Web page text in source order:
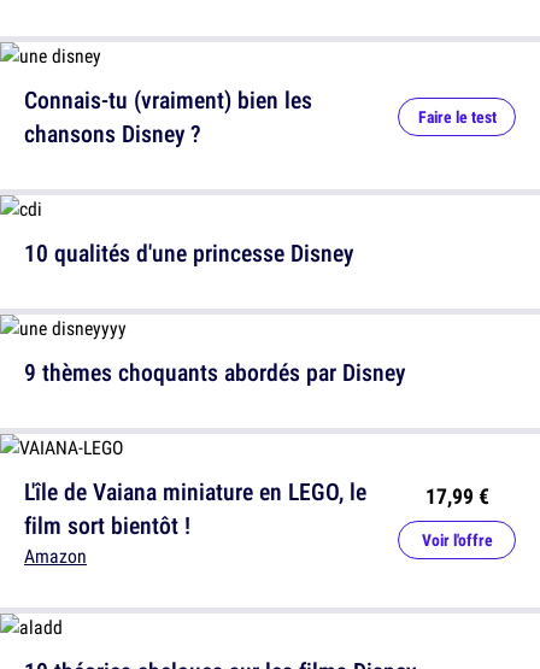
10 qualités d'une princesse Disney
L'île de Vaiana miniature en LEGO, le
film sort bientôt !
Amazon
17,99 €
Voir l'offre
Connais-tu (vraiment) bien les
chansons Disney ?
Faire le test
9 thèmes choquants abordés par Disney